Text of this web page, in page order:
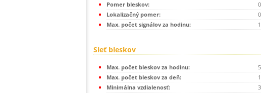
Pomer bleskov:
Lokalizačný pomer:
Max. počet signálov za hodinu:
Sieť bleskov
Max. počet bleskov za hodinu:
Max. počet bleskov za deň:
Minimálna vzdialenosť: